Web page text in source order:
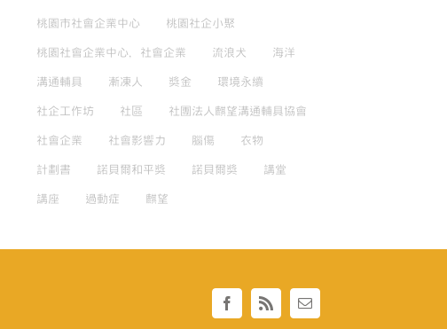
桃園市社會企業中心 桃園社企小聚
桃園社會企業中心，社會企業 流浪犬 海洋
溝通輔具 漸凍人 獎金 環境永續
社企工作坊 社區 社團法人麒望溝通輔具協會
社會企業 社會影響力 腦傷 衣物
計劃書 諾貝爾和平獎 諾貝爾獎 講堂
講座 過動症 麒望
Facebook
Rss Email: